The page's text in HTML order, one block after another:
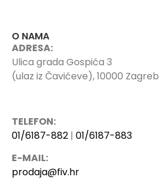
O NAMA
ADRESA:
Ulica grada Gospića 3
(ulaz iz Čavićeve), 10000 Zagreb
TELEFON:
01/6187-882 | 01/6187-883
E-MAIL:
prodaja@fiv.hr